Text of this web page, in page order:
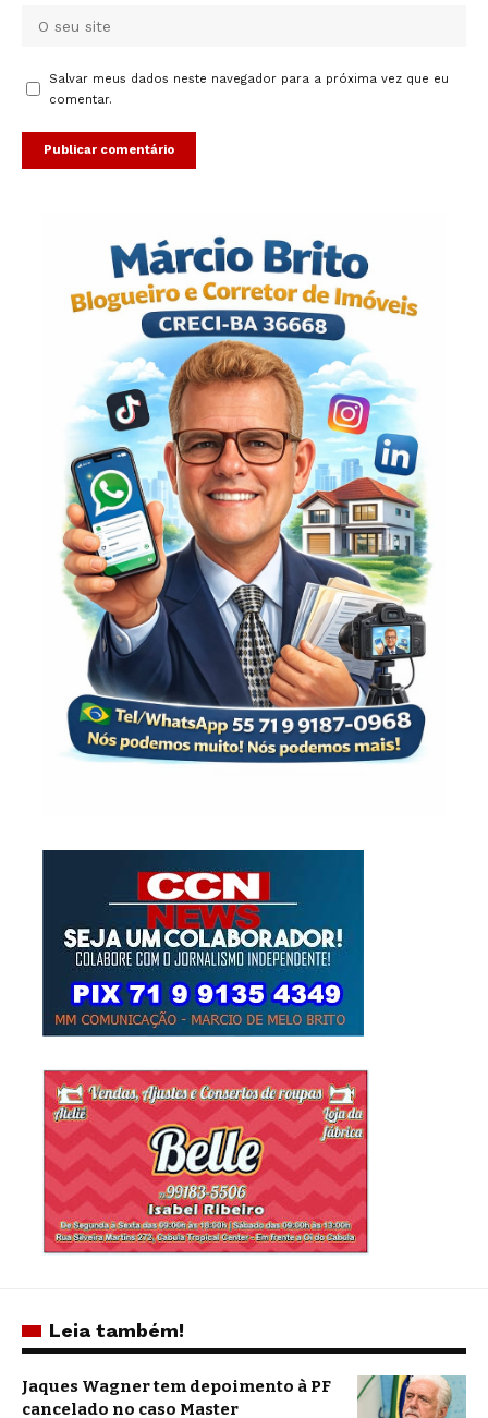
Salvar meus dados neste navegador para a próxima vez que eu
comentar.
Leia também!
Jaques Wagner tem depoimento à PF
cancelado no caso Master